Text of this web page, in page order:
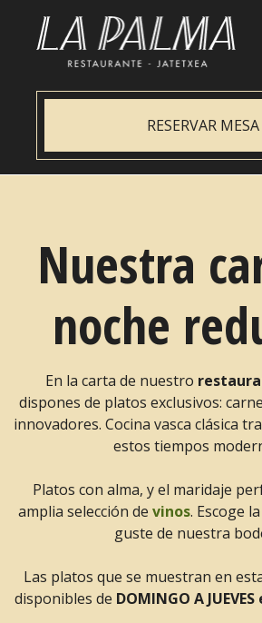
contenido
RESERVAR MESA
Nuestra
noche
En la carta de nuestro
dispones de platos exclusivos:
innovadores. Cocina vasca clásica
estos tiempos
Platos con alma, y el maridaje
amplia selección de vinos. Escoge
guste de nuestra
Las platos que se muestran en
disponibles de DOMINGO A